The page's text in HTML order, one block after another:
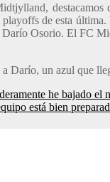
destacamos
de esta
Osorio. El FC
Darío, un azul que
he bajado el
está bien